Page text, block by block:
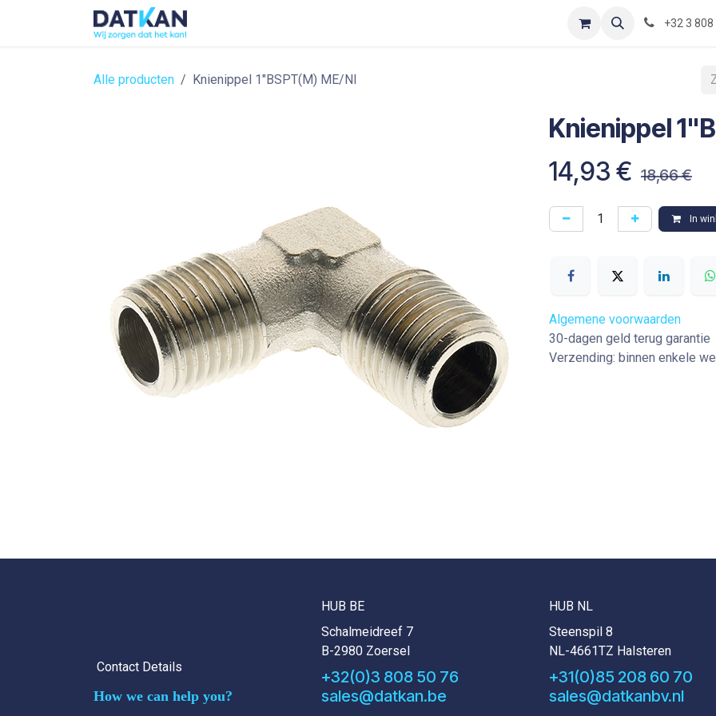
Optimization-of-piping-components
+32 3 808
Alle producten Knienippel 1"BSPT(M) ME/NI
Knienippel
14,93 € 18,66€
In
Algemene voorwaarden
30-dagen geld terug garantie
Verzending: binnen enkele
Contact Details
How we can help you?
HUB BE
Schalmeidreef 7
B-2980 Zoersel
+32(0)3 808 50 76
sales@datkan.be
HUB NL
Steenspil 8
NL-4661TZ Halsteren
+31(0)85 208 60 70
sales@datkanbv.nl